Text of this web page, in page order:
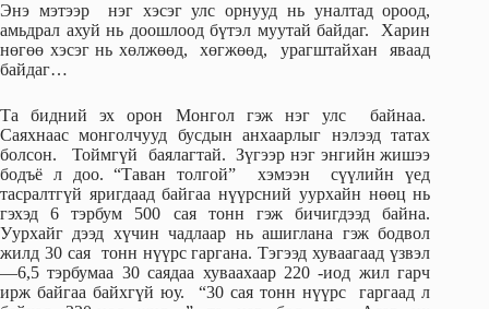
Энэ мэтээр нэг хэсэг улс орнууд нь уналтад ороод,
амьдрал ахуй нь доошлоод бүтэл муутай байдаг. Харин
нөгөө хэсэг нь хөлжөөд, хөгжөөд, урагштайхан яваад
байдаг…
Та бидний эх орон Монгол гэж нэг улс байнаа.
Саяхнаас монголчууд бусдын анхаарлыг нэлээд татах
болсон. Тоймгүй баялагтай. Зүгээр нэг энгийн жишээ
бодъё л доо. “Таван толгой” хэмээн сүүлийн үед
тасралтгүй яригдаад байгаа нүүрсний уурхайн нөөц нь
гэхэд 6 тэрбум 500 сая тонн гэж бичигдээд байна.
Уурхайг дээд хүчин чадлаар нь ашиглана гэж бодвол
жилд 30 сая тонн нүүрс гаргана. Тэгээд хуваагаад үзвэл
—6,5 тэрбумаа 30 саядаа хуваахаар 220 -иод жил гарч
ирж байгаа байхгүй юу. “30 сая тонн нүүрс гаргаад л